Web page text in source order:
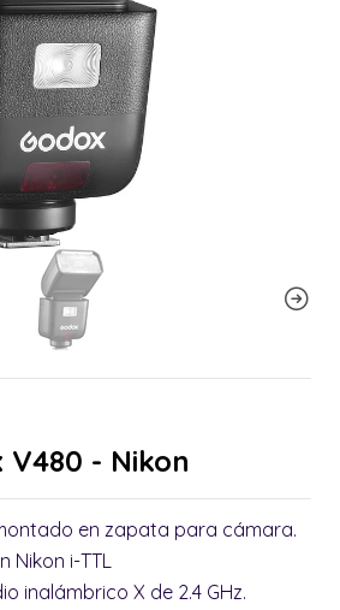
V480 - Nikon
en zapata para cámara.
Nikon i-TTL
inalámbrico X de 2.4 GHz.